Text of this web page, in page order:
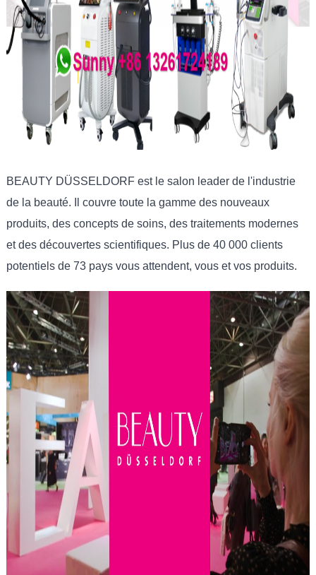
BEAUTY DÜSSELDORF est le salon leader de l'industrie
de la beauté. Il couvre toute la gamme des nouveaux
produits, des concepts de soins, des traitements modernes
et des découvertes scientifiques. Plus de 40 000 clients
potentiels de 73 pays vous attendent, vous et vos produits.